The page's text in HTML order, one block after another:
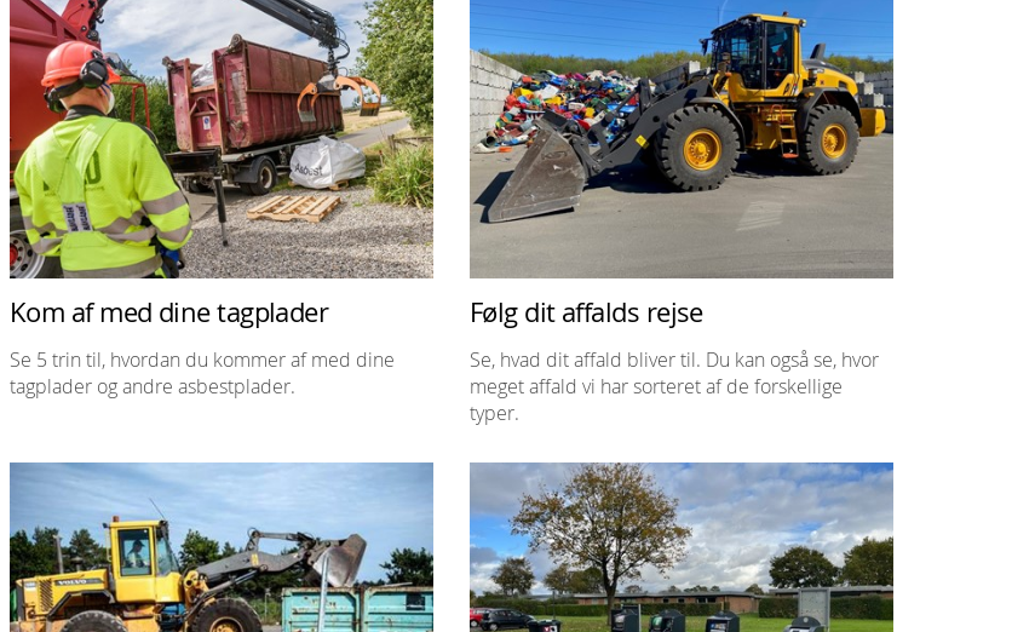
Kom af med dine tagplader
Se 5 trin til, hvordan du kommer af med dine
tagplader og andre asbestplader.
Følg dit affalds rejse
Se, hvad dit affald bliver til. Du kan også se, hvor
meget affald vi har sorteret af de forskellige
typer.